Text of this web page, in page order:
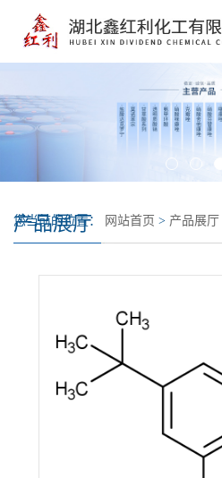
产品展厅
您当前的位置： 网站首页 > 产品展厅